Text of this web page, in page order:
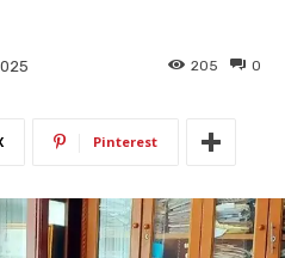
0
205
Pinterest